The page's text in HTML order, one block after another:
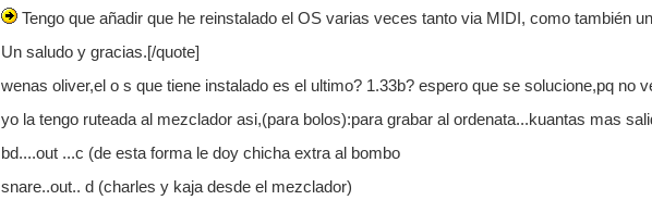
Tengo que añadir que he reinstalado el OS varias veces tanto via MIDI, como también
Un saludo y gracias.[/quote]
wenas oliver,el o s que tiene instalado es el ultimo? 1.33b? espero que se solucione,pq no
yo la tengo ruteada al mezclador asi,(para bolos):para grabar al ordenata...kuantas mas
bd....out ...c (de esta forma le doy chicha extra al bombo
snare..out.. d (charles y kaja desde el mezclador)